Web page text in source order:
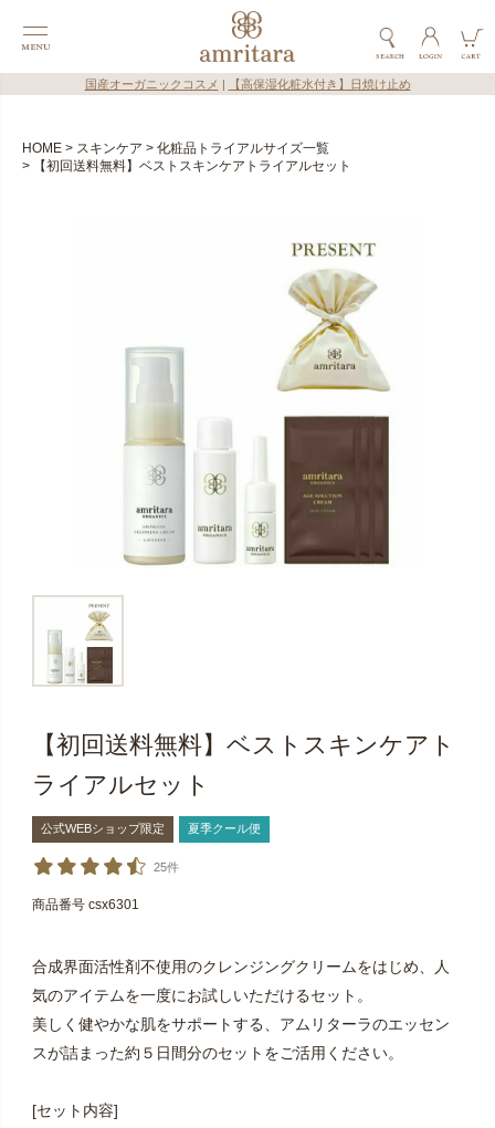
国産オーガニックコスメ 【高保湿化粧水付き】日焼け止め
HOME スキンケア
化粧品トライアルサイズ一覧
【初回送料無料】ベストスキンケアトライアルセット
【初回送料無料】ベストスキンケアト
ライアルセット
公式WEBショップ限定 夏季クール便
25件
商品番号 csx6301
合成界面活性剤不使用のクレンジングクリームをはじめ、人
気のアイテムを一度にお試しいただけるセット。
美しく健やかな肌をサポートする、アムリターラのエッセン
スが詰まった約５日間分のセットをご活用ください。
[セット内容]